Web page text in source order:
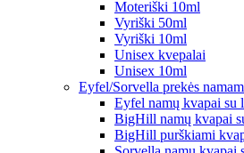
Moteriški 10ml
Vyriški 50ml
Vyriški 10ml
Unisex kvepalai
Unisex 10ml
Eyfel/Sorvella prekės
Eyfel namų kvapai su
BigHill namų kvapai
BigHill purškiami